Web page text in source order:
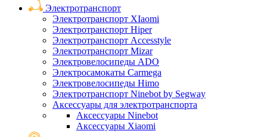
Электротранспорт
Электротранспорт XIaomi
Электротранспорт Hiper
Электротранспорт Accesstyle
Электротранспорт Mizar
Электровелосипеды ADO
Электросамокаты Carmega
Электровелосипеды Himo
Электротранспорт Ninebot by Segway
Аксессуары для электротранспорта
Аксессуары Ninebot
Аксессуары Xiaomi